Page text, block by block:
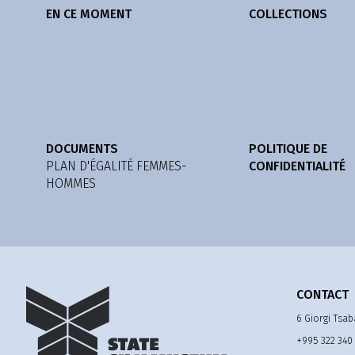
EN CE MOMENT COLLECTIONS
DOCUMENTS
PLAN D'ÉGALITÉ FEMMES-
HOMMES
POLITIQUE DE
CONFIDENTIALITÉ
CONTACT
6 Giorgi
+995 322 340